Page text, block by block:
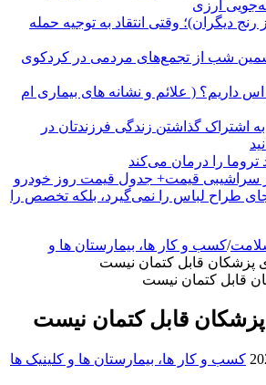
ارزی
دیگران)؛ وقتی انتقاد به توجیه حمله
شب از تجمع‌های مردمی در کردکوی
داریم؟ ( علائم و نشانه های بیماری ام
به اشتراک گذاشتن زندگی فرزندتان در
تروما را درمان می‌کند
سراشیبی قیمت+ جدول قیمت روز خودرو
طراح لباس را نمی‌گیرد، بلکه تخصص را
/کسب و کار ها، بیمارستان ها و
پزشکان قابل کتمان نیست
پزشکان قابل کتمان نیست
کسب و کار ها، بیمارستان ها و کلینیک ها